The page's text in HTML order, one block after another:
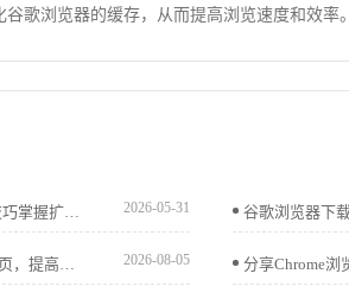
歌浏览器的缓存，从而提高浏览速度和效率。
google浏览器插件组合使用可提高网页浏览效率，通过操作技巧掌握扩展应用方法。内容帮助提升插件应用效果，实现高效浏览体验。 2026-05-31
了解如何设置Google Chrome浏览器在启动时自动打开常用网页，提高浏览器启动效率。 2026-08-05